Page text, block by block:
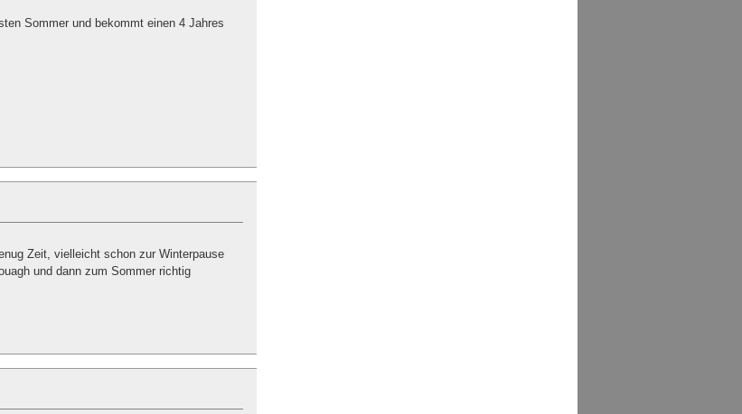
Sommer und bekommt einen 4 Jahres
Zeit, vielleicht schon zur Winterpause
und dann zum Sommer richtig